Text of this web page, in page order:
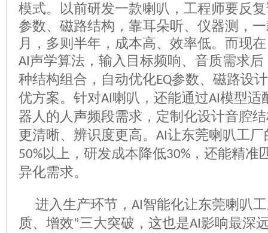
模式。以前研发一款喇叭，工程师要反
参数、磁路结构，靠耳朵听、仪器测，
月，多则半年，成本高、效率低。而现
AI声学算法，输入目标频响、音质需求后
种结构组合，自动优化EQ参数、磁路设
优方案。针对AI喇叭，还能通过AI模型适
器人的人声频段需求，定制化设计音腔
更清晰、辨识度更高。 AI让东莞喇叭工
50%以上，研发成本降低30% ，还能精准
异化需求。
进入生产环节， AI智能化让东莞喇叭
质、增效”三大突破，这也是AI影响最深